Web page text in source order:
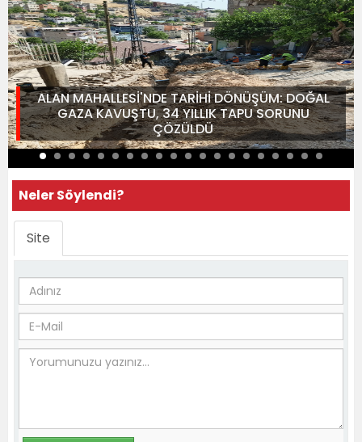
ALAN MAHALLESİ'NDE TARİHİ DÖNÜŞÜM: DOĞAL
GAZA KAVUŞTU, 34 YILLIK TAPU SORUNU
ÇÖZÜLDÜ
Neler Söylendi?
Site